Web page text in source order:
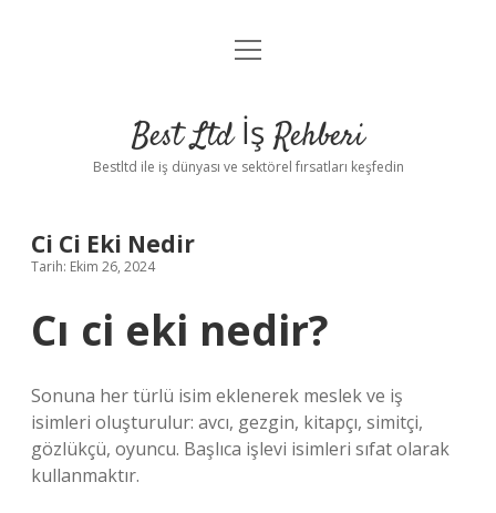
Anasayfa
Yasal Uyarı
menüyü
Best Ltd İş Rehberi
Bestltd ile iş dünyası ve sektörel fırsatları keşfedin
Ci Ci Eki Nedir
Tarih: Ekim 26, 2024
Cı ci eki nedir?
Sonuna her türlü isim eklenerek meslek ve iş
isimleri oluşturulur: avcı, gezgin, kitapçı, simitçi,
gözlükçü, oyuncu. Başlıca işlevi isimleri sıfat olarak
kullanmaktır.